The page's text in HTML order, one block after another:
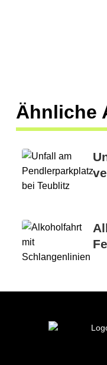
Ähnliche